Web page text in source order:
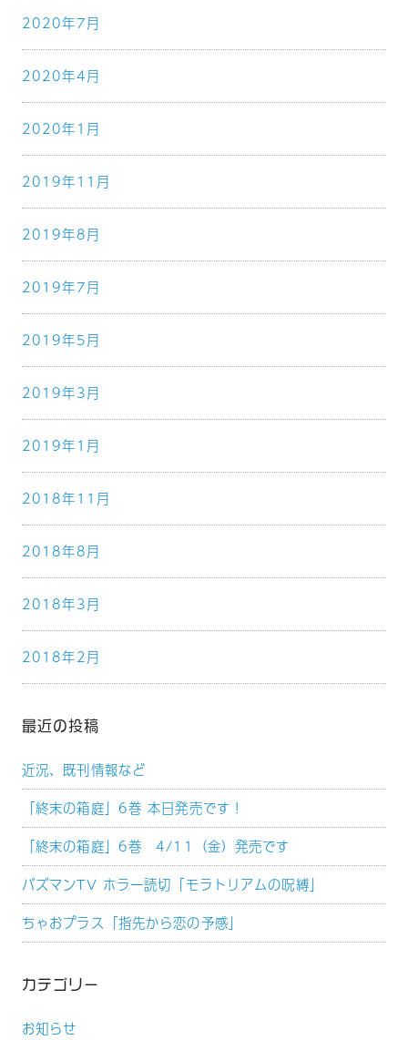
2020年7月
2020年4月
2020年1月
2019年11月
2019年8月
2019年7月
2019年5月
2019年3月
2019年1月
2018年11月
2018年8月
2018年3月
2018年2月
最近の投稿
近況、既刊情報など
「終末の箱庭」6巻 本日発売です！
「終末の箱庭」6巻 4/11（金）発売です
バズマンTV ホラー読切「モラトリアムの呪縛」
ちゃおプラス「指先から恋の予感」
カテゴリー
お知らせ